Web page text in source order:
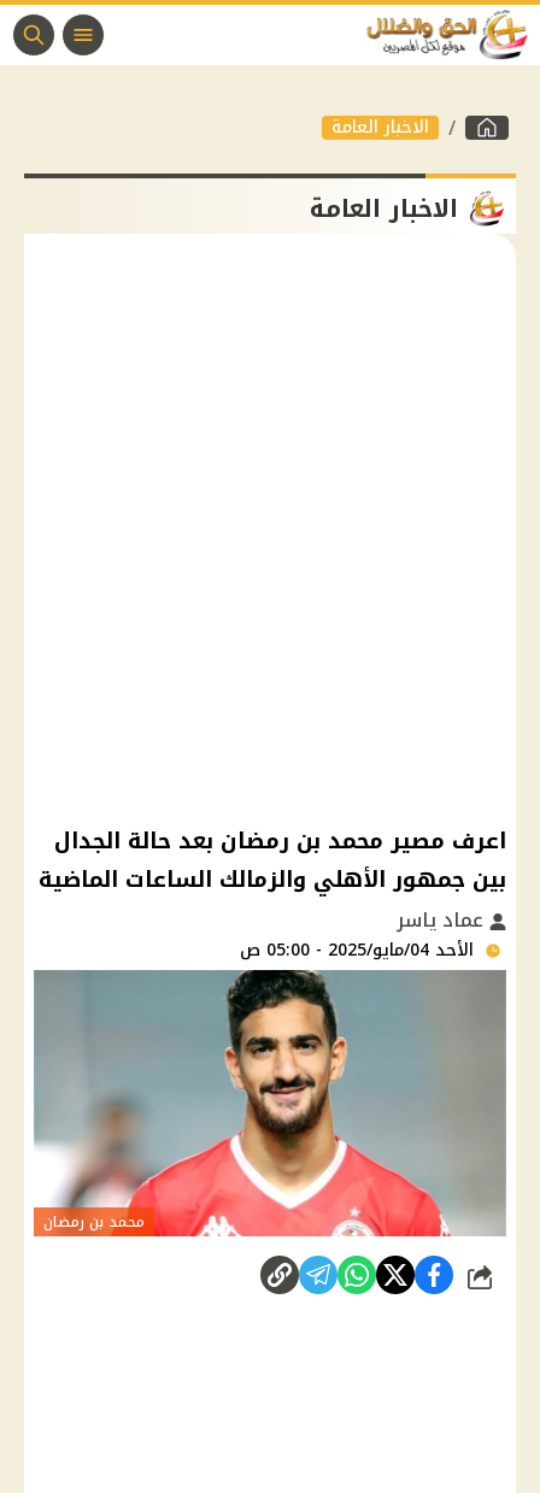
الاخبار العامة
الاخبار العامة
اعرف مصير محمد بن رمضان بعد حالة الجدال
بين جمهور الأهلي والزمالك الساعات الماضية
عماد ياسر
الأحد 04/مايو/2025 - 05:00 ص
محمد بن رمضان
شارك